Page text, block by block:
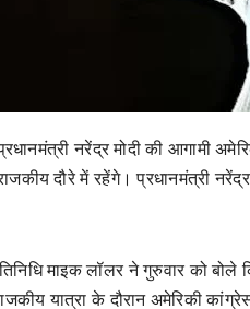
नरेंद्र मोदी की आगामी
दौरे में रहेंगे। प्रधानमंत्री
माइक लॉलर ने गुरुवार को बोले
यात्रा के दौरान अमेरिकी